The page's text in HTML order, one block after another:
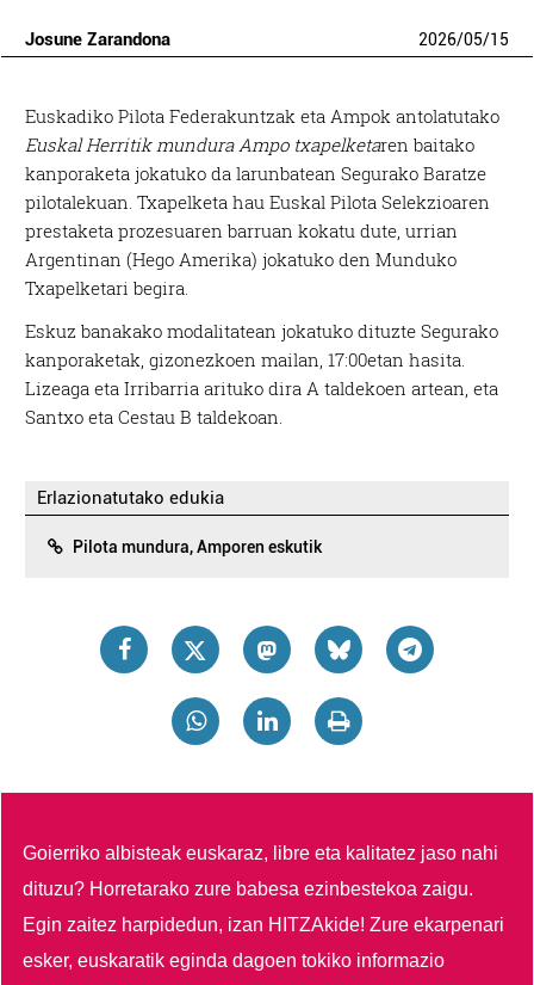
Josune Zarandona 2026/05/15
Euskadiko Pilota Federakuntzak eta Ampok antolatutako
Euskal Herritik mundura Ampo txapelketaren baitako
kanporaketa jokatuko da larunbatean Segurako Baratze
pilotalekuan. Txapelketa hau Euskal Pilota Selekzioaren
prestaketa prozesuaren barruan kokatu dute, urrian
Argentinan (Hego Amerika) jokatuko den Munduko
Txapelketari begira.
Eskuz banakako modalitatean jokatuko dituzte Segurako
kanporaketak, gizonezkoen mailan, 17:00etan hasita.
Lizeaga eta Irribarria arituko dira A taldekoen artean, eta
Santxo eta Cestau B taldekoan.
Erlazionatutako edukia
Pilota mundura, Amporen eskutik
Goierriko albisteak euskaraz, libre eta kalitatez jaso nahi
dituzu? Horretarako zure babesa ezinbestekoa zaigu.
Egin zaitez harpidedun, izan HITZAkide!Zure ekarpenari
esker, euskaratik eginda dagoen tokiko informazio